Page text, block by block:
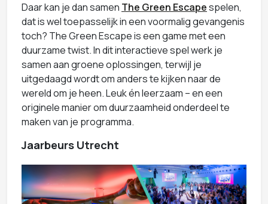
Daar kan je dan samen The Green Escapespelen,
dat is wel toepasselijk in een voormalig gevangenis
toch? The Green Escape is een game met een
duurzame twist. In dit interactieve spel werk je
samen aan groene oplossingen, terwijl je
uitgedaagd wordt om anders te kijken naar de
wereld om je heen. Leuk én leerzaam – en een
originele manier om duurzaamheid onderdeel te
maken van je programma.
Jaarbeurs Utrecht